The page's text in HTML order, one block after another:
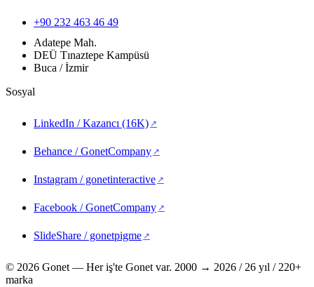
+90 232 463 46 49
Adatepe Mah.
DEÜ Tınaztepe Kampüsü
Buca / İzmir
Sosyal
LinkedIn / Kazancı (16K)
(yeni sekmede açılır)
Behance / GonetCompany
(yeni sekmede açılır)
Instagram / gonetinteractive
(yeni sekmede açılır)
Facebook / GonetCompany
(yeni sekmede açılır)
SlideShare / gonetpigme
(yeni sekmede açılır)
© 2026 Gonet — Her iş'te Gonet var. 2000 → 2026 / 26 yıl / 220+
marka